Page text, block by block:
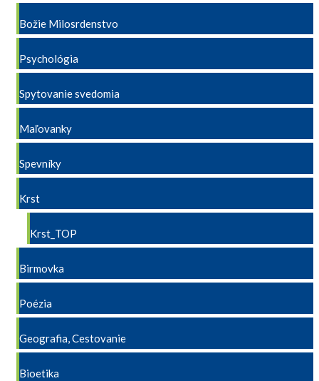
Božie Milosrdenstvo
Psychológia
Spytovanie svedomia
Maľovanky
Spevníky
Krst
Krst_TOP
Birmovka
Poézia
Geografia, Cestovanie
Bioetika